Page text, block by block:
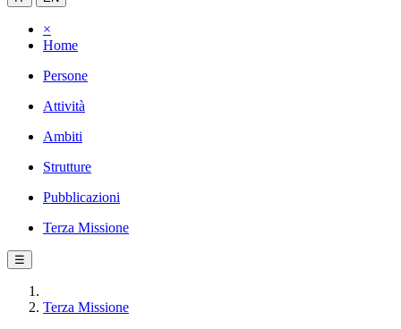
×
Home
Persone
Attività
Ambiti
Strutture
Pubblicazioni
Terza Missione
☰
Terza Missione